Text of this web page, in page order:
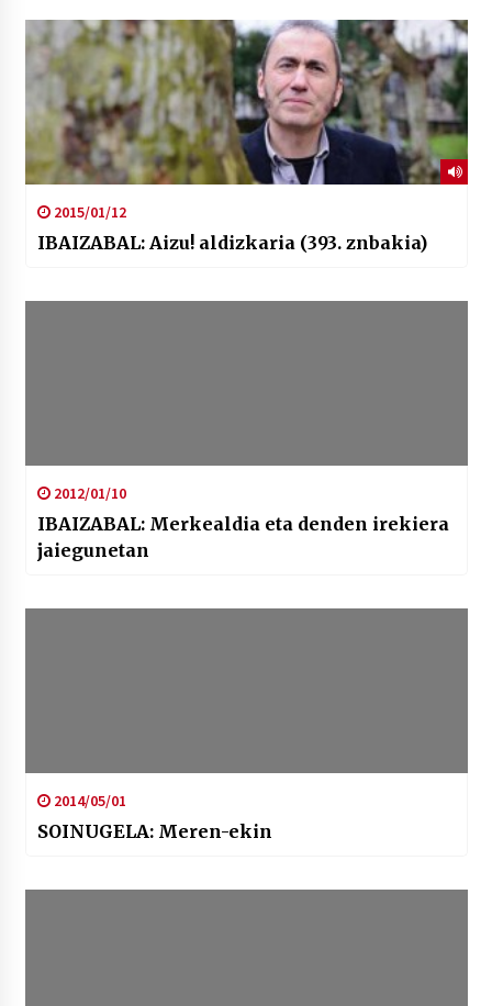
2015/01/12
IBAIZABAL: Aizu! aldizkaria (393. znbakia)
2012/01/10
IBAIZABAL: Merkealdia eta denden irekiera
jaiegunetan
2014/05/01
SOINUGELA: Meren-ekin